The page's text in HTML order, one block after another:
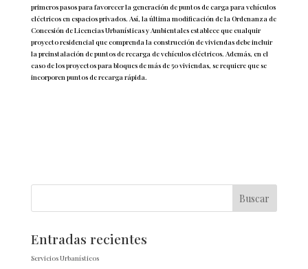
primeros pasos para favorecer la generación de puntos de carga para vehículos
eléctricos en espacios privados. Así, la última modificación de la Ordenanza de
Concesión de Licencias Urbanísticas y Ambientales establece que cualquir
proyecto residencial que comprenda la construcción de viviendas debe incluir
la preinstalación de puntos de recarga de vehículos eléctricos. Además, en el
caso de los proyectos para bloques de más de 50 viviendas, se requiere que se
incorporen puntos de recarga rápida.
Entradas recientes
Servicios Urbanísticos